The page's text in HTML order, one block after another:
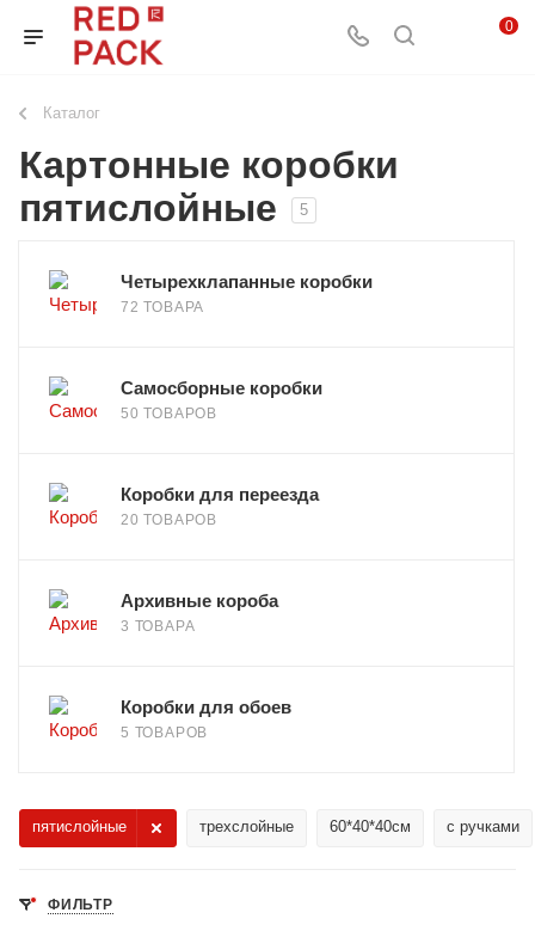
0
Каталог
Картонные коробки
пятислойные
5
Четырехклапанные коробки
72 ТОВАРА
Самосборные коробки
50 ТОВАРОВ
Коробки для переезда
20 ТОВАРОВ
Архивные короба
3 ТОВАРА
Коробки для обоев
5 ТОВАРОВ
трехслойные
пятислойные 60*40*40см с ручками
ФИЛЬТР